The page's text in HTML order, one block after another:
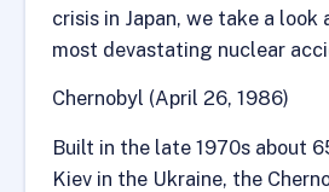
crisis in Japan, we take a
most devastating nuclear
Chernobyl (April 26, 1986)
Built in the late 1970s about
Kiev in the Ukraine, the